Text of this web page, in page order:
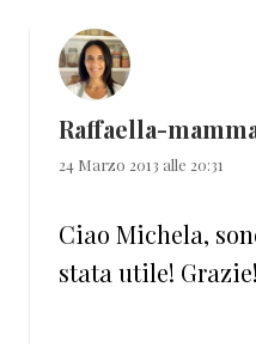
Raffaella-
24 Marzo 2013 alle 20:31
Ciao Michela,
stata utile! Grazie!